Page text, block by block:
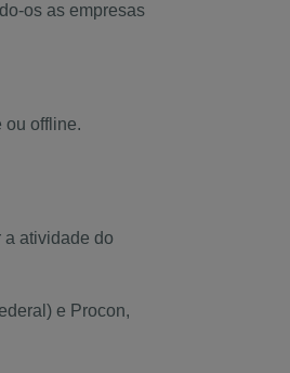
os as empresas
ou offline.
atividade do
e Procon,